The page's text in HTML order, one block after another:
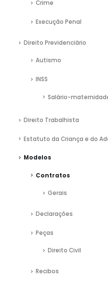
Crime
Execução Penal
Direito Previdenciário
Autismo
INSS
Salário-
Direito Trabalhista
Estatuto da Criança e do
Modelos
Contratos
Gerais
Declarações
Peças
Direito Civil
Recibos